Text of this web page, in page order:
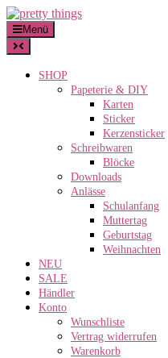
Skip
to
content
Menü
SHOP
Papeterie & DIY
Karten
Sticker
Kerzensticker
Schreibwaren
Blöcke
Downloads
Anlässe
Schulanfang
Muttertag
Geburtstag
Weihnachten
NEU
SALE
Händler
Konto
Wunschliste
Vertrag widerrufen
Warenkorb